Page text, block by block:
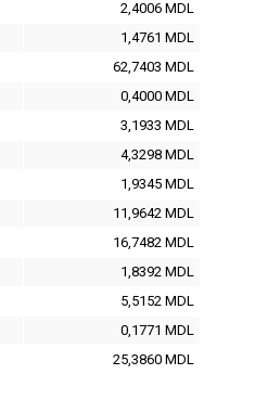
2,4006 MDL
1,4761 MDL
62,7403 MDL
0,4000 MDL
3,1933 MDL
4,3298 MDL
1,9345 MDL
11,9642 MDL
16,7482 MDL
1,8392 MDL
5,5152 MDL
0,1771 MDL
25,3860 MDL